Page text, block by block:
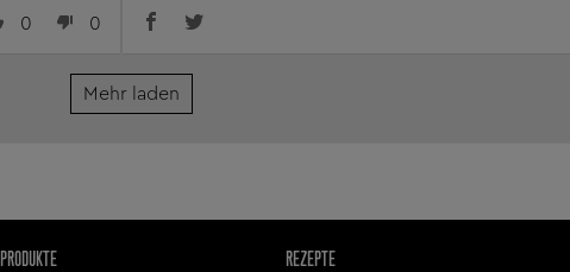
0 0
Mehr laden
PRODUKTE REZEPTE